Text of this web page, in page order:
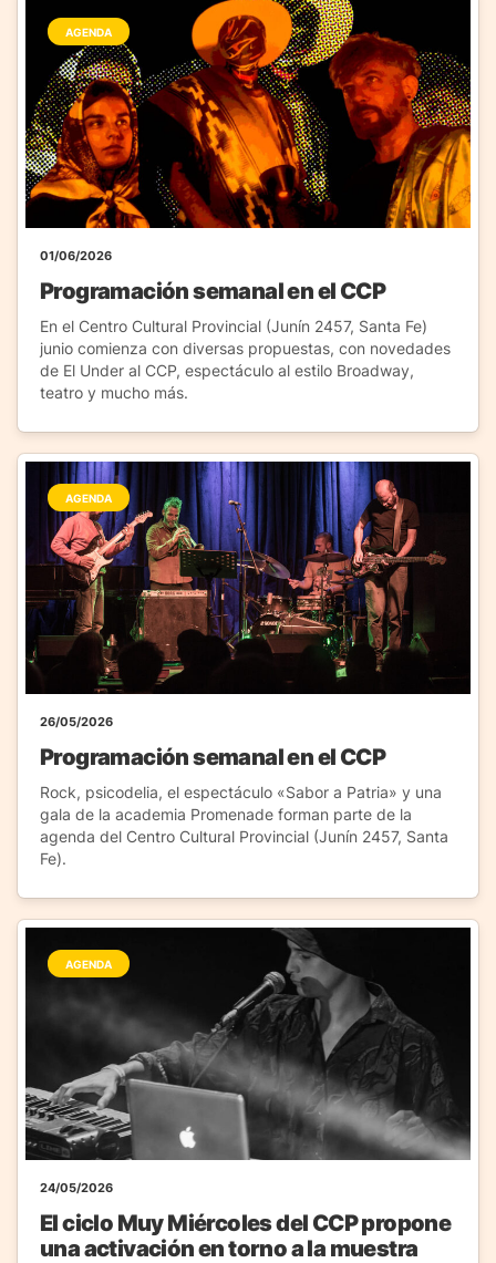
AGENDA
01/06/2026
Programación semanal en el CCP
En el Centro Cultural Provincial (Junín 2457, Santa Fe)
junio comienza con diversas propuestas, con novedades
de El Under al CCP, espectáculo al estilo Broadway,
teatro y mucho más.
AGENDA
26/05/2026
Programación semanal en el CCP
Rock, psicodelia, el espectáculo «Sabor a Patria» y una
gala de la academia Promenade forman parte de la
agenda del Centro Cultural Provincial (Junín 2457, Santa
Fe).
AGENDA
24/05/2026
El ciclo Muy Miércoles del CCP propone
una activación en torno a la muestra